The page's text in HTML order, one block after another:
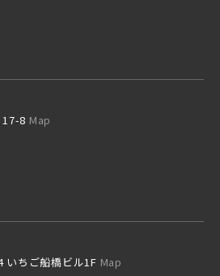
セス線
以上の大型分譲
8 Map
いちご船橋ビル1F Map